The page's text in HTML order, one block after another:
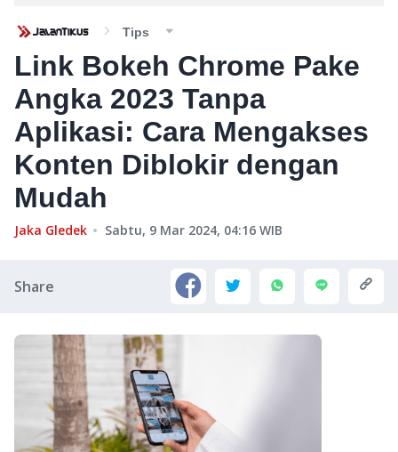
Tips
Link Bokeh Chrome Pake
Angka 2023 Tanpa
Aplikasi: Cara Mengakses
Konten Diblokir dengan
Mudah
Jaka Gledek Sabtu, 9 Mar 2024, 04:16 WIB
Share